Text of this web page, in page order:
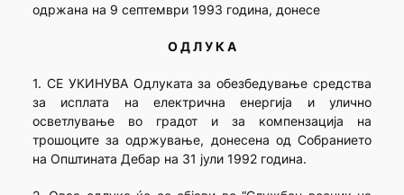
одржана на 9 септември 1993 година, донесе
О Д Л У К А
1. СЕ УКИНУВА Одлуката за обезбедување средства
за исплата на електрична енергија и улично
осветлување во градот и за компензација на
трошоците за одржување, донесена од Собранието
на Општината Дебар на 31 јули 1992 година.